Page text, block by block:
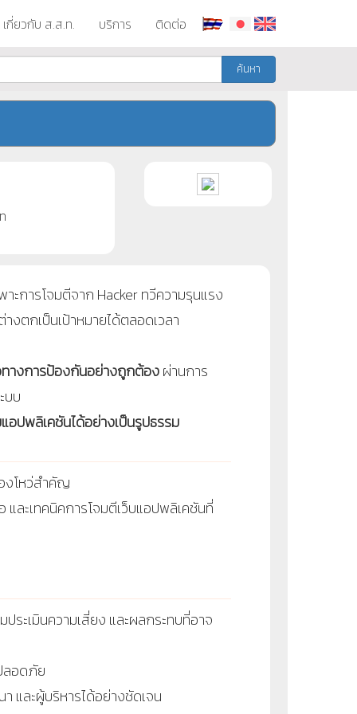
เกี่ยวกับ ส.ส.ท. บริการ ติดต่อ
ค้นหา
การโจมตีจาก Hacker ทวีความรุนแรง
งตกเป็นเป้าหมายได้ตลอดเวลา
างการป้องกันอย่างถูกต้องผ่านการ
บบ
ปพลิเคชันได้อย่างเป็นรูปธรรม
งโหว่สำคัญ
ละเทคนิคการโจมตีเว็บแอปพลิเคชันที่
ระเมินความเสี่ยง และผลกระทบที่อาจ
ลอดภัย
และผู้บริหารได้อย่างชัดเจน